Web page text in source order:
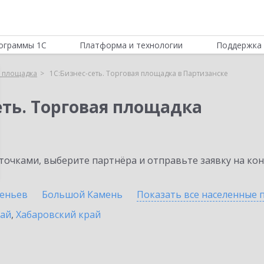
1С Платформа и технологии Поддержка
площадка 1С:Бизнес-сеть. Торговая площадка в Партизанске
Торговая площадка
выберите партнёра и отправьте заявку на
Большой Камень Показать все населенные
, Хабаровский край